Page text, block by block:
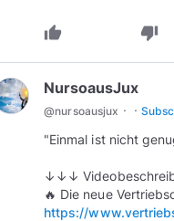
thumb_up thumb_down
NursoausJux
@nursoausjux · ·
"Einmal ist nicht
↓↓↓
https://